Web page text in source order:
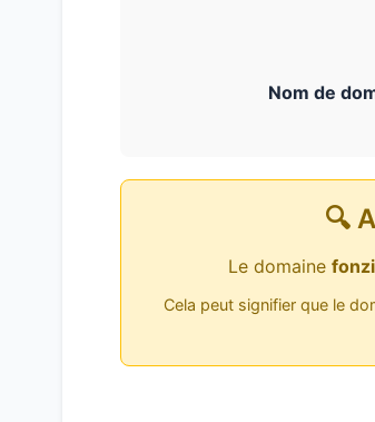
Nom de
🔍
Le domaine
Cela peut signifier que le